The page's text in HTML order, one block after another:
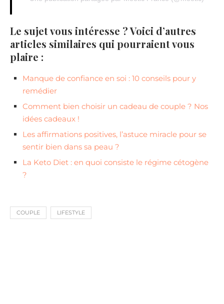
Le sujet vous intéresse ? Voici d’autres
articles similaires qui pourraient vous
plaire :
Manque de confiance en soi : 10 conseils pour y
remédier
Comment bien choisir un cadeau de couple ? Nos
idées cadeaux !
Les affirmations positives, l’astuce miracle pour se
sentir bien dans sa peau ?
La Keto Diet : en quoi consiste le régime cétogène
?
COUPLE LIFESTYLE